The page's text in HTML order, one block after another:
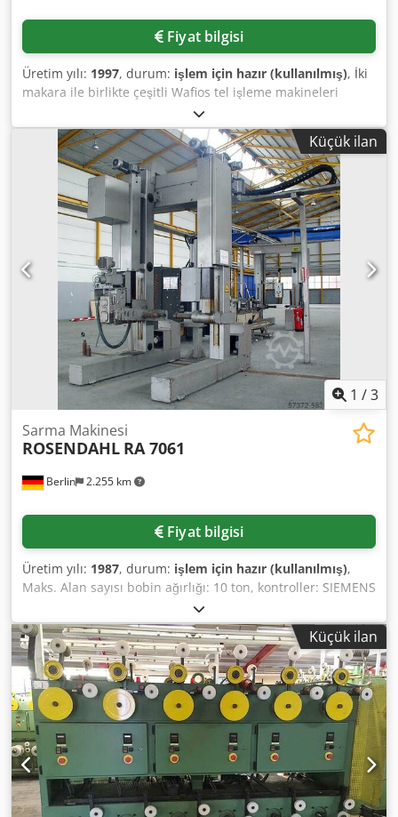
Fiyat bilgisi
Üretim yılı: 1997, durum: işlem için hazır (kullanılmış), İki
makara ile birlikte çeşitli Wafios tel işleme makineleri
mevcuttur. 1) Wafios N90, üretim yılı: 2003. Wafios AHL 41
D-M makarası dahil, üretim yılı: 2002. 2) Wafios DS 80. 3)
Wafios N6. 4) Wafios N5. 5) Wafios N4. 6) Wafios N4. 7)
Wafios AHL 41 DR tel makarası, üretim yılı: 1998. 8) Wafios
AHL 41 D tel makarası, üretim yılı: 1997. Tüm makineler
makaraları ile beraber. Yerinde inceleme mümkündür. Tek
tek satış mümkündür. Djdpjy Eg Dmefx Amrjck
Küçük ilan
1 /3
Berlin 2.255 km
Sarma Makinesi
ROSENDAHL RA 7061
Fiyat bilgisi
Üretim yılı: 1987, durum: işlem için hazır (kullanılmış),
Maks. Alan sayısı bobin ağırlığı: 10 ton, kontroller: SIEMENS
S5, dokümantasyon olmadan. Dcedpfjgwg Udsx Amrek
Küçük ilan